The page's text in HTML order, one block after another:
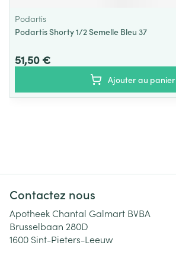
Podartis
Podartis Shorty 1/2 Semelle Bleu 37
51,50 €
Ajouter au panier
Contactez nous
Apotheek Chantal Galmart BVBA
Brusselbaan 280D
1600 Sint-Pieters-Leeuw